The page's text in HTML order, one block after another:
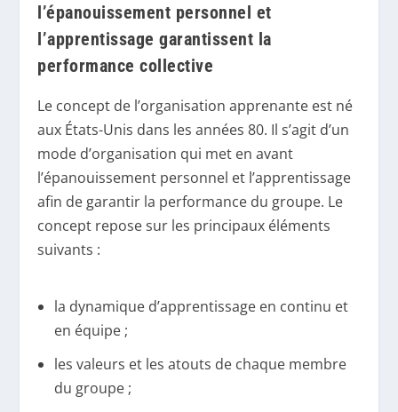
l’épanouissement personnel et
l’apprentissage garantissent la
performance collective
Le concept de l’organisation apprenante est né
aux États-Unis dans les années 80. Il s’agit d’un
mode d’organisation qui met en avant
l’épanouissement personnel et l’apprentissage
afin de garantir la performance du groupe. Le
concept repose sur les principaux éléments
suivants :
la dynamique d’apprentissage en continu et
en équipe ;
les valeurs et les atouts de chaque membre
du groupe ;